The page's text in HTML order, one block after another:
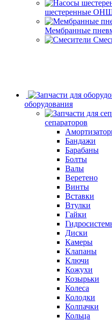
шестеренные
Мембранные
оборудования
сепараторов
Бандажи
Барабаны
Болты
Валы
Веретено
Винты
Вставки
Втулки
Гайки
Диски
Камеры
Клапаны
Ключи
Кожухи
Козырьки
Колеса
Колодки
Колпачки
Кольца